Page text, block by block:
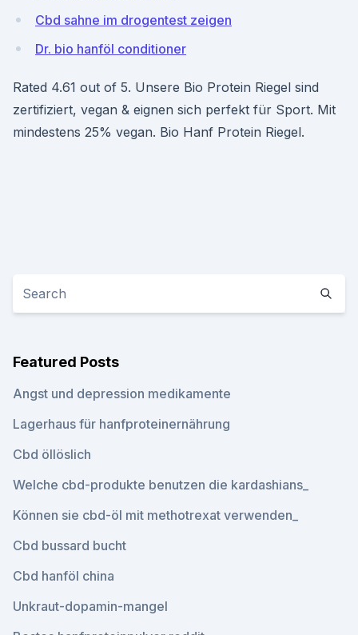
Cbd sahne im drogentest zeigen
Dr. bio hanföl conditioner
Rated 4.61 out of 5. Unsere Bio Protein Riegel sind
zertifiziert, vegan & eignen sich perfekt für Sport. Mit
mindestens 25% vegan. Bio Hanf Protein Riegel.
Featured Posts
Angst und depression medikamente
Lagerhaus für hanfproteinernährung
Cbd öllöslich
Welche cbd-produkte benutzen die kardashians_
Können sie cbd-öl mit methotrexat verwenden_
Cbd bussard bucht
Cbd hanföl china
Unkraut-dopamin-mangel